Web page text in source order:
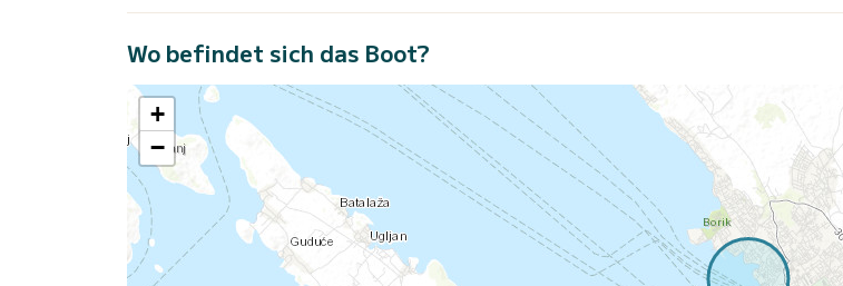
Wo befindet sich das Boot?
+
−